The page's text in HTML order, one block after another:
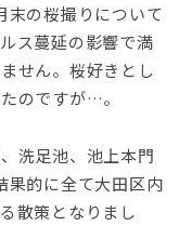
末の桜撮りについて
ス蔓延の影響で満
せん。桜好きとし
のですが…。
洗足池、池上本門
果的に全て大田区内
散策となりまし